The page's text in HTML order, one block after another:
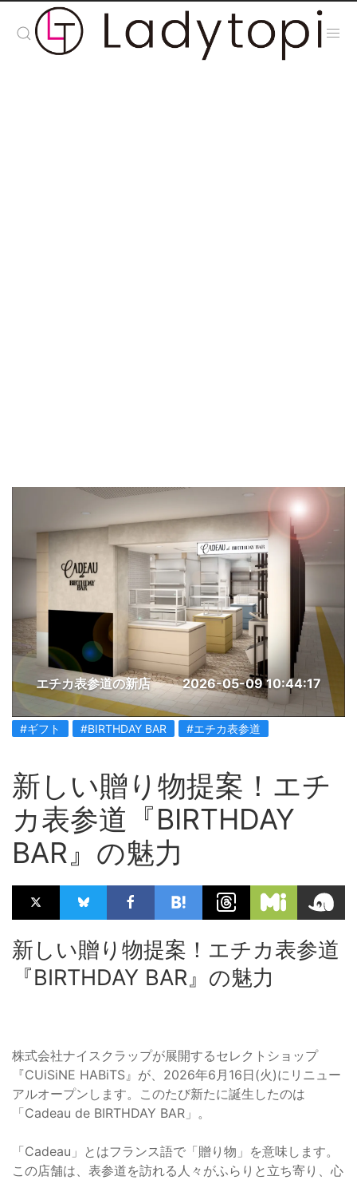
エチカ表参道の新店 2026-05-09 10:44:17
#ギフト #BIRTHDAY BAR #エチカ表参道
新しい贈り物提案！エチ
カ表参道『BIRTHDAY
BAR』の魅力
新しい贈り物提案！エチカ表参道
『BIRTHDAY BAR』の魅力
株式会社ナイスクラップが展開するセレクトショップ
『CUiSiNE HABiTS』が、2026年6月16日(火)にリニュー
アルオープンします。このたび新たに誕生したのは
「Cadeau de BIRTHDAY BAR」。
「Cadeau」とはフランス語で「贈り物」を意味します。
この店舗は、表参道を訪れる人々がふらりと立ち寄り、心